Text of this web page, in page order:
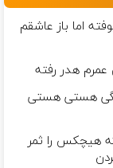
اما باز عاشقم
عمرم هدر رفته
هستی هستی
هیچکس را ثمر